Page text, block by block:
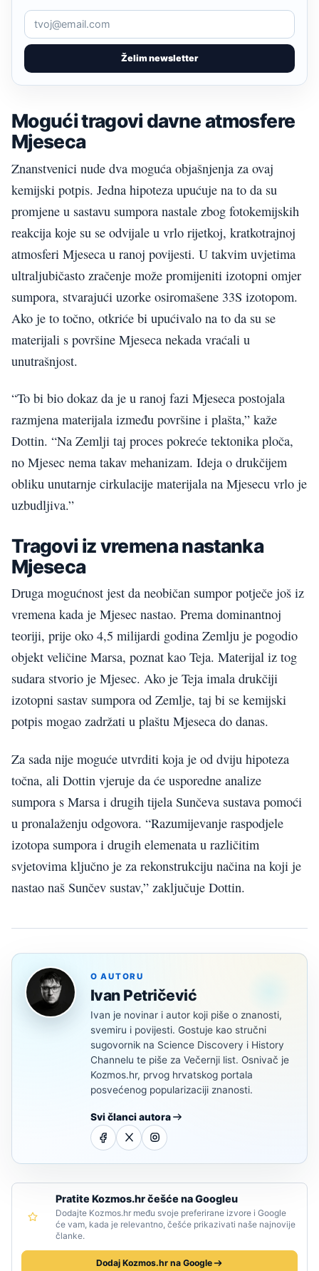
Želim newsletter
Mogući tragovi davne atmosfere
Mjeseca
Znanstvenici nude dva moguća objašnjenja za ovaj
kemijski potpis. Jedna hipoteza upućuje na to da su
promjene u sastavu sumpora nastale zbog fotokemijskih
reakcija koje su se odvijale u vrlo rijetkoj, kratkotrajnoj
atmosferi Mjeseca u ranoj povijesti. U takvim uvjetima
ultraljubičasto zračenje može promijeniti izotopni omjer
sumpora, stvarajući uzorke osiromašene 33S izotopom.
Ako je to točno, otkriće bi upućivalo na to da su se
materijali s površine Mjeseca nekada vraćali u
unutrašnjost.
“To bi bio dokaz da je u ranoj fazi Mjeseca postojala
razmjena materijala između površine i plašta,” kaže
Dottin. “Na Zemlji taj proces pokreće tektonika ploča,
no Mjesec nema takav mehanizam. Ideja o drukčijem
obliku unutarnje cirkulacije materijala na Mjesecu vrlo je
uzbudljiva.”
Tragovi iz vremena nastanka
Mjeseca
Druga mogućnost jest da neobičan sumpor potječe još iz
vremena kada je Mjesec nastao. Prema dominantnoj
teoriji, prije oko 4,5 milijardi godina Zemlju je pogodio
objekt veličine Marsa, poznat kao Teja. Materijal iz tog
sudara stvorio je Mjesec. Ako je Teja imala drukčiji
izotopni sastav sumpora od Zemlje, taj bi se kemijski
potpis mogao zadržati u plaštu Mjeseca do danas.
Za sada nije moguće utvrditi koja je od dviju hipoteza
točna, ali Dottin vjeruje da će usporedne analize
sumpora s Marsa i drugih tijela Sunčeva sustava pomoći
u pronalaženju odgovora. “Razumijevanje raspodjele
izotopa sumpora i drugih elemenata u različitim
svjetovima ključno je za rekonstrukciju načina na koji je
nastao naš Sunčev sustav,” zaključuje Dottin.
O AUTORU
Ivan Petričević
Ivan je novinar i autor koji piše o znanosti,
svemiru i povijesti. Gostuje kao stručni
sugovornik na Science Discovery i History
Channelu te piše za Večernji list. Osnivač je
Kozmos.hr, prvog hrvatskog portala
posvećenog popularizaciji znanosti.
Svi članci autora
Pratite Kozmos.hr češće na Googleu
Dodajte Kozmos.hr među svoje preferirane izvore i Google
će vam, kada je relevantno, češće prikazivati naše najnovije
članke.
Dodaj Kozmos.hr na Google